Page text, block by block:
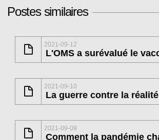
Postes similaires
2021-09-12
2021-09-10
La guerre contre la réalité
2021-09-09